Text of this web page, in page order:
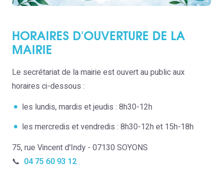
HORAIRES D'OUVERTURE DE LA
MAIRIE
Le secrétariat de la mairie est ouvert au public aux
horaires ci-dessous :
les lundis, mardis et jeudis : 8h30-12h
les mercredis et vendredis : 8h30-12h et 15h-18h
75, rue Vincent d'Indy - 07130 SOYONS
📞 04 75 60 93 12